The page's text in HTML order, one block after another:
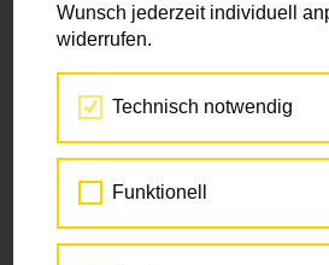
Fragebogen
Please choose
Schulbezirk
Wunsch jederzeit individuell
widerrufen.
Technisch notwendig
Funktionell